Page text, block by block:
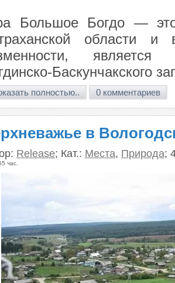
Большое Богдо —
области и
является
Баскунчакского
полностью.. 0 комментариев
в
Release; Кат.: Места, Природа;
час.